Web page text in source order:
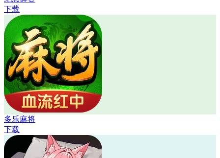
下载
多乐麻将
下载